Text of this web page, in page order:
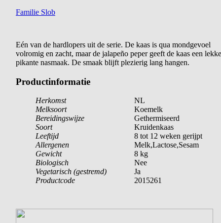
Familie Slob
Eén van de hardlopers uit de serie. De kaas is qua mondgevoel
volromig en zacht, maar de jalapeño peper geeft de kaas een
pikante nasmaak. De smaak blijft plezierig lang hangen.
Productinformatie
Herkomst
NL
Melksoort
Koemelk
Bereidingswijze
Gethermiseerd
Soort
Kruidenkaas
Leeftijd
8 tot 12 weken gerijpt
Allergenen
Melk,Lactose,Sesam
Gewicht
8 kg
Biologisch
Nee
Vegetarisch (gestremd)
Ja
Productcode
2015261